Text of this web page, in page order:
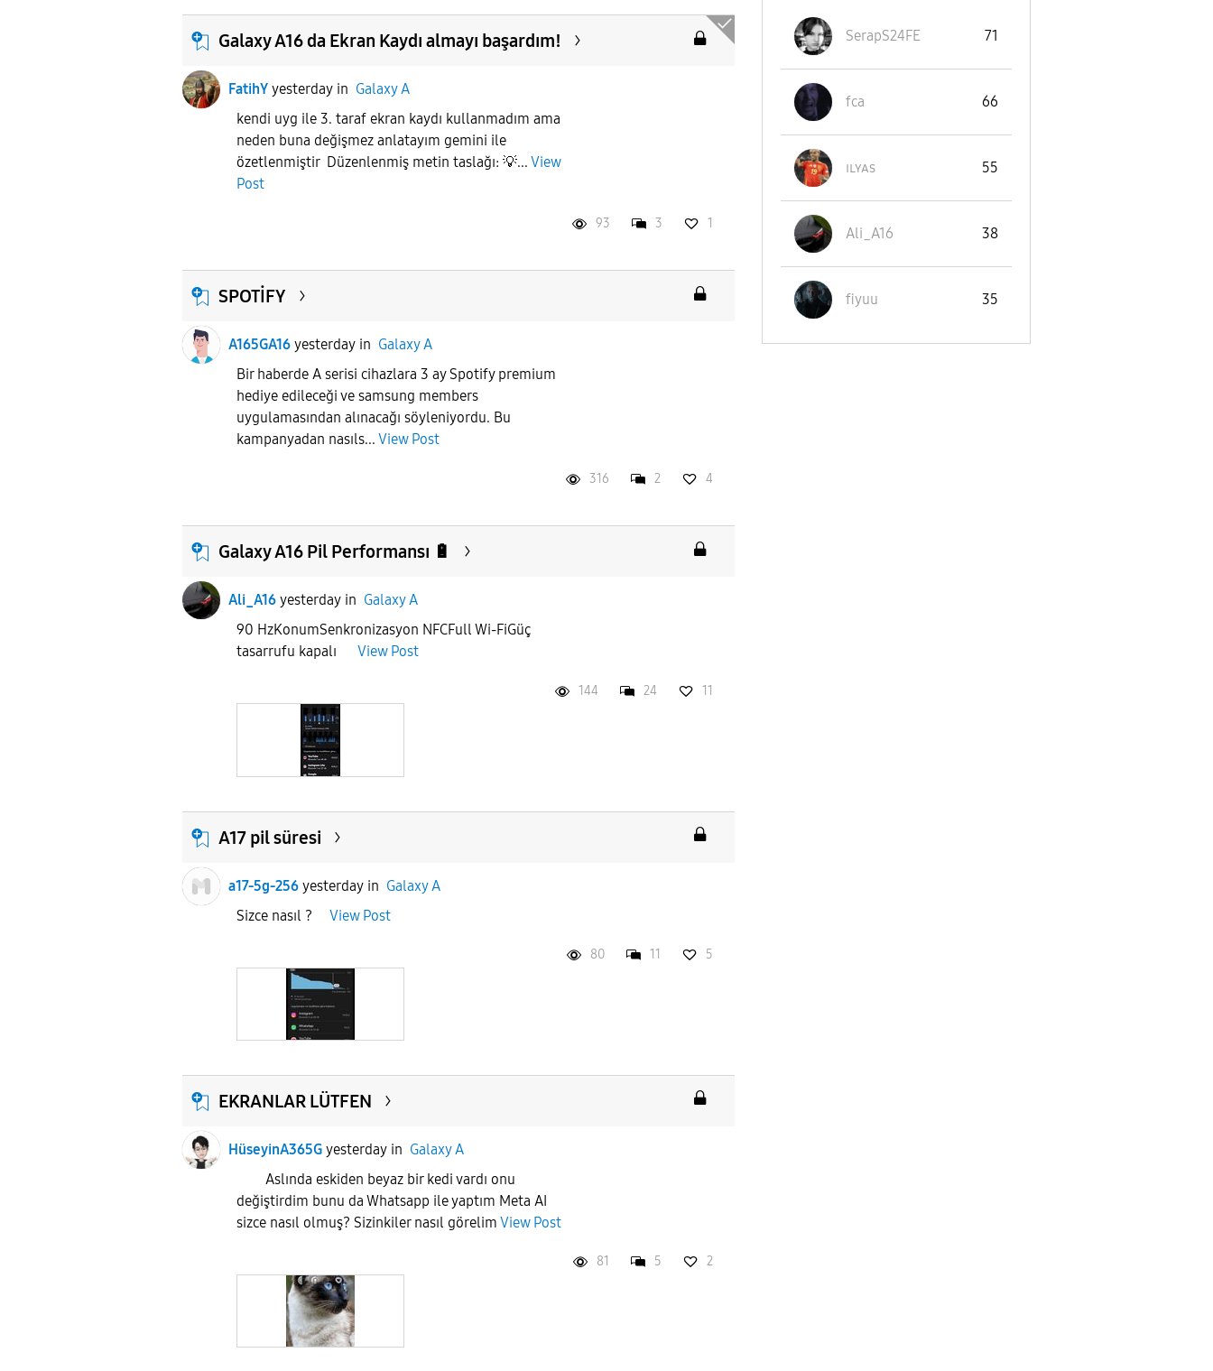
Galaxy A16 da Ekran Kaydı almayı başardım!
FatihY yesterday in Galaxy A
kendi uyg ile 3. taraf ekran kaydı kullanmadım ama
neden buna değişmez anlatayım gemini ile
özetlenmiştir Düzenlenmiş metin taslağı: 💡... View
Post
93 3 1
SPOTİFY
A165GA16 yesterday in Galaxy A
Bir haberde A serisi cihazlara 3 ay Spotify premium
hediye edileceği ve samsung members
uygulamasından alınacağı söyleniyordu. Bu
kampanyadan nasıls... View Post
316 2 4
Galaxy A16 Pil Performansı 🔋
Ali_A16 yesterday in Galaxy A
90 HzKonumSenkronizasyon NFCFull Wi-FiGüç
tasarrufu kapalı View Post
144 24 11
A17 pil süresi
a17-5g-256 yesterday in Galaxy A
Sizce nasıl ? View Post
80 11 5
EKRANLAR LÜTFEN
HüseyinA365G yesterday in Galaxy A
Aslında eskiden beyaz bir kedi vardı onu
değiştirdim bunu da Whatsapp ile yaptım Meta AI
sizce nasıl olmuş? Sizinkiler nasıl görelim View Post
81 5 2
SerapS24FE 71
fca 66
ɪʟʏᴀs 55
Ali_A16 38
fiyuu 35